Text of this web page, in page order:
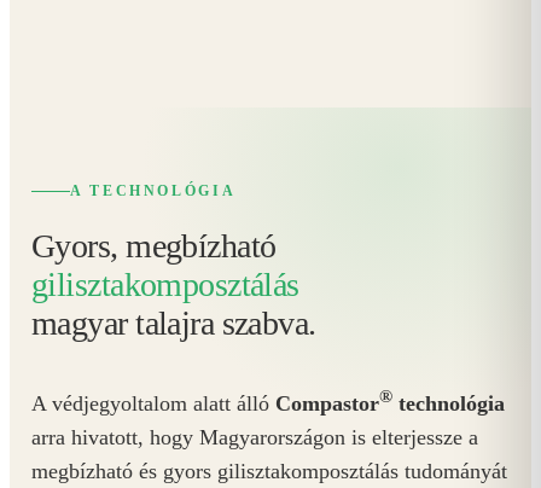
A TECHNOLÓGIA
Gyors, megbízható
gilisztakomposztálás
magyar talajra szabva.
A védjegyoltalom alatt álló Compastor® technológia
arra hivatott, hogy Magyarországon is elterjessze a
megbízható és gyors gilisztakomposztálás tudományát